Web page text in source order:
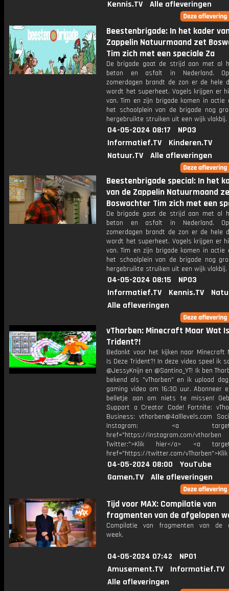
Kennis.TV
Alle afleveringen
Beestenbrigade: In het kader
Zappelin Natuurmaand zet
Tim zich met een speciale Za
De brigade gaat de strijd aan met al
beton en asfalt in Nederland.
zomerdagen brandt de zon er de hele
wordt het superheet. Vogels krijgen er
van. Tim en zijn brigade komen in actie
het schoolplein van de brigade nog
hergebruikte struiken uit een wijk vlakbij.
04-05-2024 08:17
NPO3
Informatief.TV
Kinderen.TV
Natuur.TV
Alle afleveringen
Beestenbrigade special: In het
van de Zappelin Natuurmaand
Boswachter Tim zich met een
De brigade gaat de strijd aan met al
beton en asfalt in Nederland.
zomerdagen brandt de zon er de hele
wordt het superheet. Vogels krijgen er
van. Tim en zijn brigade komen in actie
het schoolplein van de brigade nog
hergebruikte struiken uit een wijk vlakbij.
04-05-2024 08:15
NPO3
Informatief.TV
Kennis.TV
Alle afleveringen
vThorben: Minecraft Maar Wat
Trident?!
Bedankt voor het kijken naar Minecraft
Is Deze Trident?! In deze video speel ik
@JessyKnijn en @Santino_YT! Ik ben
bekend als "vThorben" en ik upload
gaming video om 16:30 uur. Abonneer
belletje aan om niets te missen!
Support a Creator Code! Fortnite:
Business: vthorben@4alllevels.com
Instagram: <a
href="https://instagram.com/vthorben
Twitter:">Klik hier</a> <a
href="https://twitter.com/
04-05-2024 08:00
YouTube
Gamen.TV
Alle afleveringen
Tijd voor MAX: Compilatie van
fragmenten van de afgelopen
Compilatie van fragmenten van de
week.
04-05-2024 07:42
NPO1
Amusement.TV
Informatief.TV
Alle afleveringen